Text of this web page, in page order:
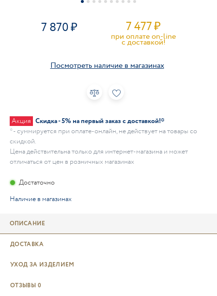
7 870 7 477₽
при оплате on-line
c доставкой!
Посмотреть наличие в магазинах
Акция Скидка - 5% на первый заказ с доставкой!*
* - суммируется при оплате-онлайн, не действует на товары со
скидкой.
Цена действительна только для интернет-магазина и может
отличаться от цен в розничных магазинах
Достаточно
Наличие в магазинах
ОПИСАНИЕ
ДОСТАВКА
УХОД ЗА ИЗДЕЛИЕМ
ОТЗЫВЫ 0